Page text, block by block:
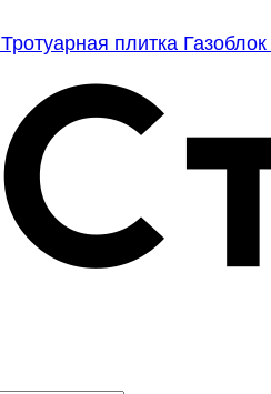
Тротуарная плитка Газоблок